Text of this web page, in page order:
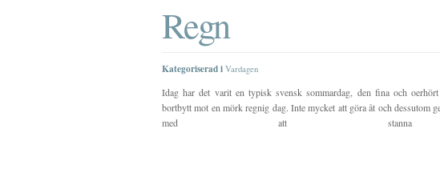
Regn
Kategoriserad i Vardagen
Idag har det varit en typisk svensk sommardag, den fina och
bortbytt mot en mörk regnig dag. Inte mycket att göra åt och dessutom
med att stanna